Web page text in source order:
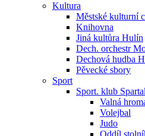
Kultura
Městské kulturní
Knihovna
Jiná kultůra Hulín
Dech. orchestr
Dechová hudba
Pěvecké sbory
Sport
Sport. klub
Valná
Volejbal
Judo
Oddíl